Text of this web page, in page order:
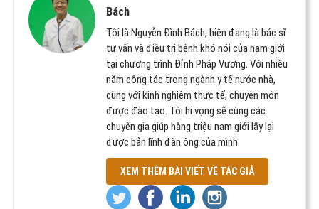
Bách
Tôi là Nguyễn Đình Bách, hiện đang là bác sĩ
tư vấn và điều trị bệnh khó nói của nam giới
tại chương trình Đỉnh Pháp Vương. Với nhiều
năm công tác trong ngành y tế nước nhà,
cùng với kinh nghiệm thực tế, chuyên môn
được đào tạo. Tôi hi vọng sẽ cùng các
chuyên gia giúp hàng triệu nam giới lấy lại
được bản lĩnh đàn ông của mình.
XEM THÊM BÀI VIẾT VỀ TÁC GIẢ